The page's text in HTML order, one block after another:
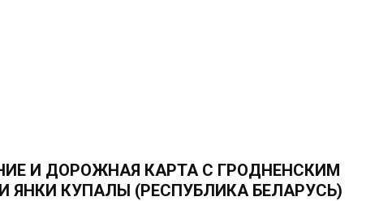
И ДОРОЖНАЯ КАРТА С ГРОДНЕНСКИМ
ЯНКИ КУПАЛЫ (РЕСПУБЛИКА БЕЛАРУСЬ)